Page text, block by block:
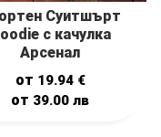
Суитшърт
с качулка
Арсенал
от 19.94 €
от 39.00лв